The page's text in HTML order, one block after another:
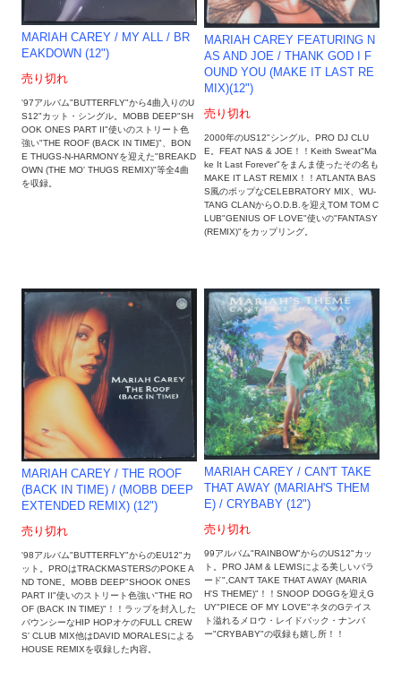
MARIAH CAREY / MY ALL / BR
EAKDOWN (12")
売り切れ
'97アルバム"BUTTERFLY"から4曲入りのU
S12"カット・シングル。MOBB DEEP"SH
OOK ONES PART II"使いのストリート色
強い"THE ROOF (BACK IN TIME)"、BON
E THUGS-N-HARMONYを迎えた"BREAKD
OWN (THE MO' THUGS REMIX)"等全4曲
を収録。
MARIAH CAREY FEATURING N
AS AND JOE / THANK GOD I F
OUND YOU (MAKE IT LAST RE
MIX)(12")
売り切れ
2000年のUS12"シングル。PRO DJ CLU
E。FEAT NAS & JOE！！Keith Sweat"Ma
ke It Last Forever"をまんま使ったその名も
MAKE IT LAST REMIX！！ATLANTA BAS
S風のポップなCELEBRATORY MIX、WU-
TANG CLANからO.D.B.を迎えTOM TOM C
LUB"GENIUS OF LOVE"使いの"FANTASY
(REMIX)"をカップリング。
MARIAH CAREY / THE ROOF
(BACK IN TIME) / (MOBB DEEP
EXTENDED REMIX) (12")
売り切れ
'98アルバム"BUTTERFLY"からのEU12"カ
ット。PROはTRACKMASTERSのPOKE A
ND TONE。MOBB DEEP"SHOOK ONES
PART II"使いのストリート色強い"THE RO
OF (BACK IN TIME)"！！ラップを封入した
バウンシーなHIP HOPオケのFULL CREW
S' CLUB MIX他はDAVID MORALESによる
HOUSE REMIXを収録した内容。
MARIAH CAREY / CAN'T TAKE
THAT AWAY (MARIAH'S THEM
E) / CRYBABY (12")
売り切れ
99アルバム"RAINBOW"からのUS12"カッ
ト。PRO JAM & LEWISによる美しいバラ
ード",CAN'T TAKE THAT AWAY (MARIA
H'S THEME)"！！SNOOP DOGGを迎えG
UY"PIECE OF MY LOVE"ネタのGテイス
ト溢れるメロウ・レイドバック・ナンバ
ー"CRYBABY"の収録も嬉し所！！